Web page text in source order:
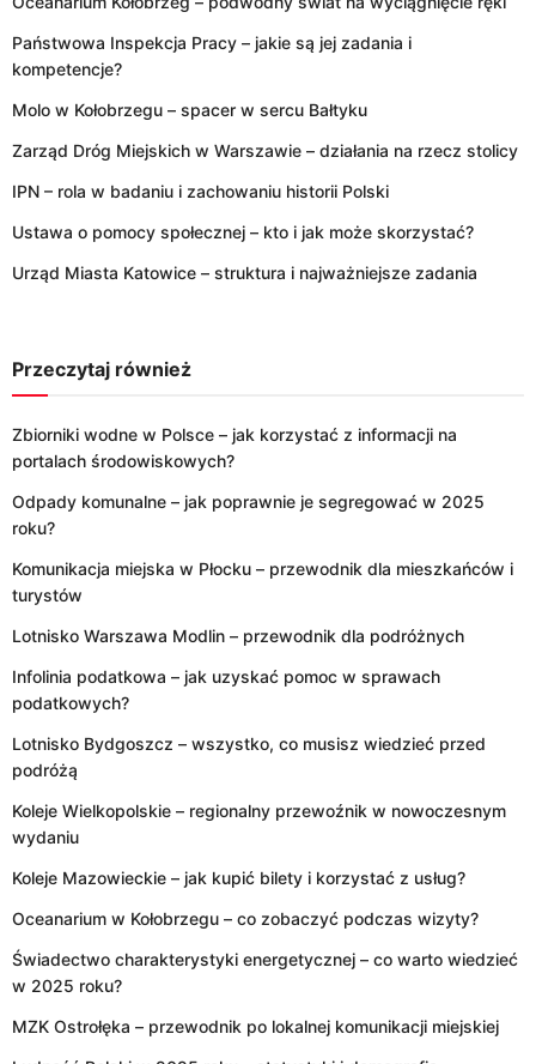
Państwowa Inspekcja Pracy – jakie są jej zadania i
kompetencje?
Molo w Kołobrzegu – spacer w sercu Bałtyku
Zarząd Dróg Miejskich w Warszawie – działania na rzecz stolicy
IPN – rola w badaniu i zachowaniu historii Polski
Ustawa o pomocy społecznej – kto i jak może skorzystać?
Urząd Miasta Katowice – struktura i najważniejsze zadania
Przeczytaj również
Zbiorniki wodne w Polsce – jak korzystać z informacji na
portalach środowiskowych?
Odpady komunalne – jak poprawnie je segregować w 2025
roku?
Komunikacja miejska w Płocku – przewodnik dla mieszkańców i
turystów
Lotnisko Warszawa Modlin – przewodnik dla podróżnych
Infolinia podatkowa – jak uzyskać pomoc w sprawach
podatkowych?
Lotnisko Bydgoszcz – wszystko, co musisz wiedzieć przed
podróżą
Koleje Wielkopolskie – regionalny przewoźnik w nowoczesnym
wydaniu
Koleje Mazowieckie – jak kupić bilety i korzystać z usług?
Oceanarium w Kołobrzegu – co zobaczyć podczas wizyty?
Świadectwo charakterystyki energetycznej – co warto wiedzieć
w 2025 roku?
MZK Ostrołęka – przewodnik po lokalnej komunikacji miejskiej